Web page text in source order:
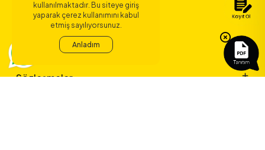
Bize Ulaşın
Bağlantılar
Sözleşmeler
kullanılmaktadır. Bu siteye giriş
yaparak çerez kullanımını kabul
etmiş sayılıyorsunuz.
Anladım